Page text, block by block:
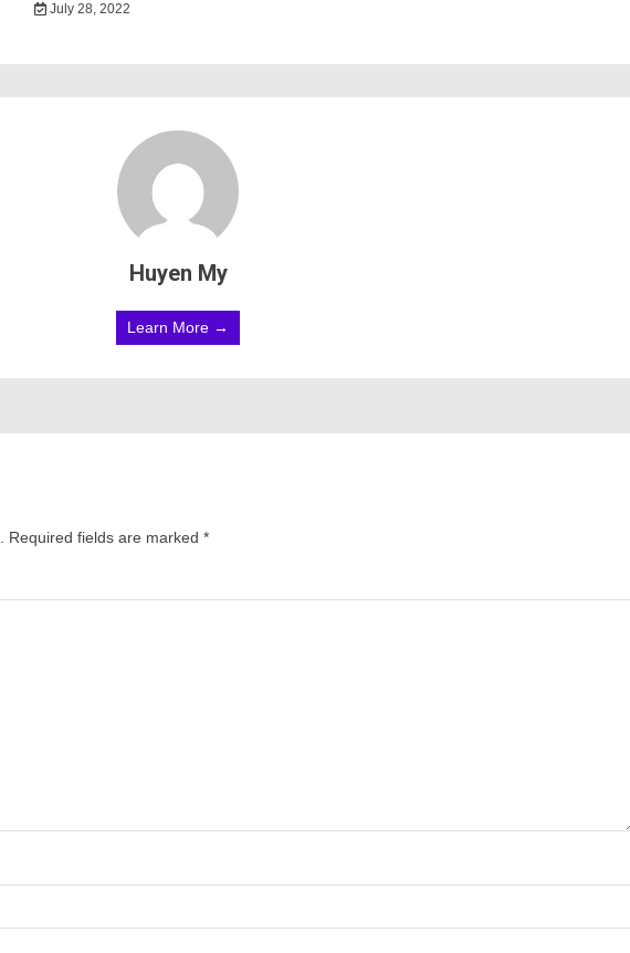
July 28, 2022
Huyen My
Learn More →
Required fields are marked *